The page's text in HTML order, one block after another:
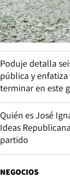
Poduje detalla
pública y
terminar en este
Quién es José
Ideas
partido
NEGOCIOS